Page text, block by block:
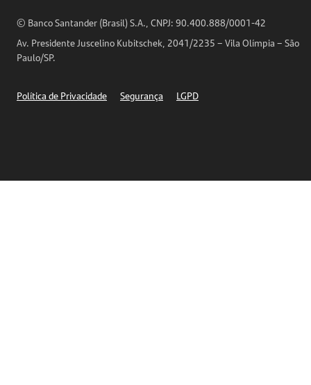
Horários de Atendimento
Telefones
© Banco Santander (Brasil) S.A., CNPJ: 90.400.888/0001-42
Av. Presidente Juscelino Kubitschek, 2041/2235 – Vila Olímpia – São
Paulo/SP.
Política de Privacidade Segurança LGPD